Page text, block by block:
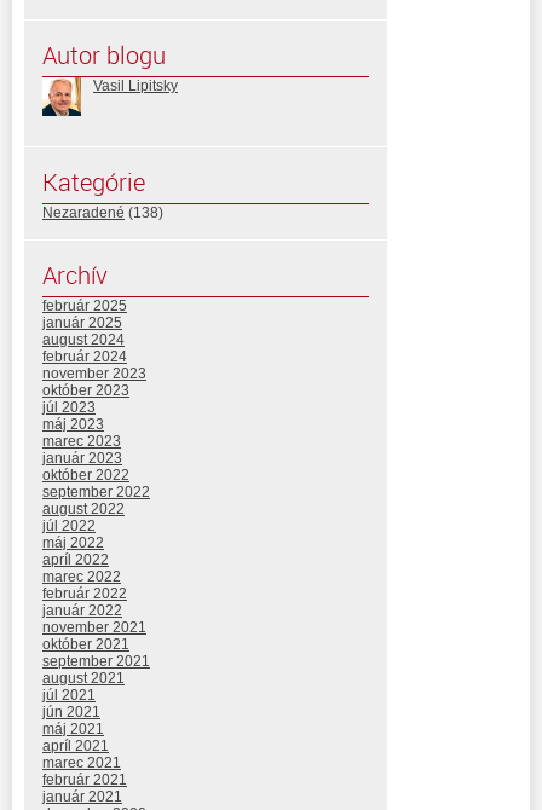
Autor blogu
Vasil Lipitsky
Kategórie
Nezaradené (138)
Archív
február 2025
január 2025
august 2024
február 2024
november 2023
október 2023
júl 2023
máj 2023
marec 2023
január 2023
október 2022
september 2022
august 2022
júl 2022
máj 2022
apríl 2022
marec 2022
február 2022
január 2022
november 2021
október 2021
september 2021
august 2021
júl 2021
jún 2021
máj 2021
apríl 2021
marec 2021
február 2021
január 2021